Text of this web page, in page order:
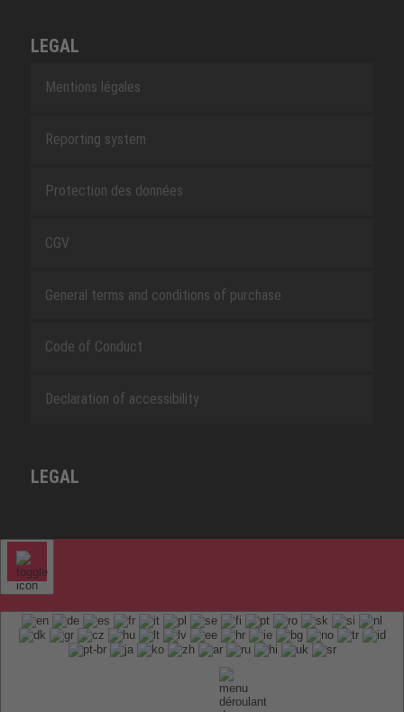
LEGAL
Mentions légales
Reporting system
Protection des données
CGV
General terms and conditions of purchase
Code of Conduct
Declaration of accessibility
LEGAL